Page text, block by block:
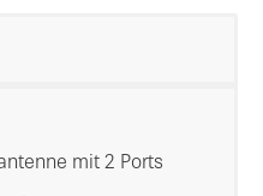
mit 2 Ports